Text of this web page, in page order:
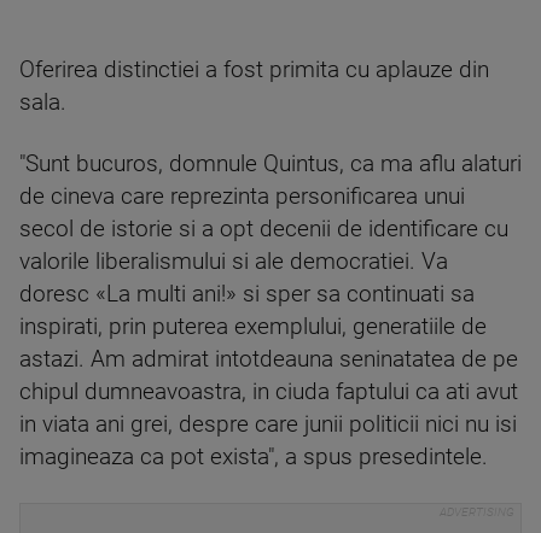
Oferirea distinctiei a fost primita cu aplauze din
sala.
"Sunt bucuros, domnule Quintus, ca ma aflu alaturi
de cineva care reprezinta personificarea unui
secol de istorie si a opt decenii de identificare cu
valorile liberalismului si ale democratiei. Va
doresc «La multi ani!» si sper sa continuati sa
inspirati, prin puterea exemplului, generatiile de
astazi. Am admirat intotdeauna seninatatea de pe
chipul dumneavoastra, in ciuda faptului ca ati avut
in viata ani grei, despre care junii politicii nici nu isi
imagineaza ca pot exista", a spus presedintele.